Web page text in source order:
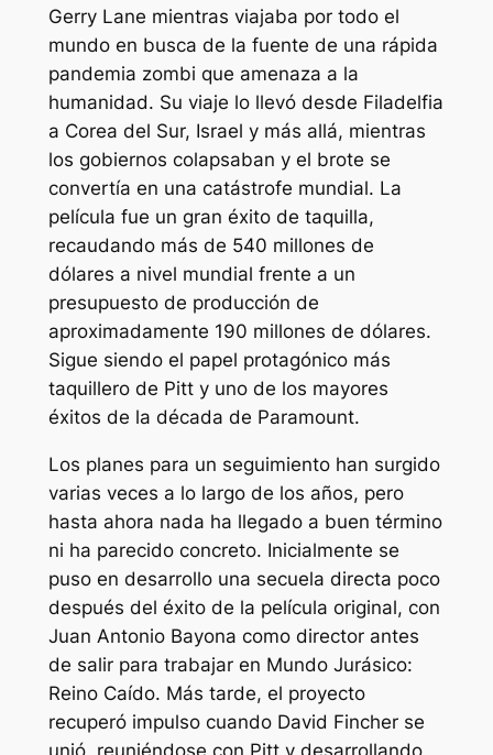
Gerry Lane mientras viajaba por todo el
mundo en busca de la fuente de una rápida
pandemia zombi que amenaza a la
humanidad. Su viaje lo llevó desde Filadelfia
a Corea del Sur, Israel y más allá, mientras
los gobiernos colapsaban y el brote se
convertía en una catástrofe mundial. La
película fue un gran éxito de taquilla,
recaudando más de 540 millones de
dólares a nivel mundial frente a un
presupuesto de producción de
aproximadamente 190 millones de dólares.
Sigue siendo el papel protagónico más
taquillero de Pitt y uno de los mayores
éxitos de la década de Paramount.
Los planes para un seguimiento han surgido
varias veces a lo largo de los años, pero
hasta ahora nada ha llegado a buen término
ni ha parecido concreto. Inicialmente se
puso en desarrollo una secuela directa poco
después del éxito de la película original, con
Juan Antonio Bayona como director antes
de salir para trabajar en Mundo Jurásico:
Reino Caído. Más tarde, el proyecto
recuperó impulso cuando David Fincher se
unió, reuniéndose con Pitt y desarrollando